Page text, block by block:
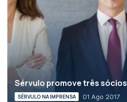
Sérvulo promove três sócios
SÉRVULO NA IMPRENSA 01 Ago 2017